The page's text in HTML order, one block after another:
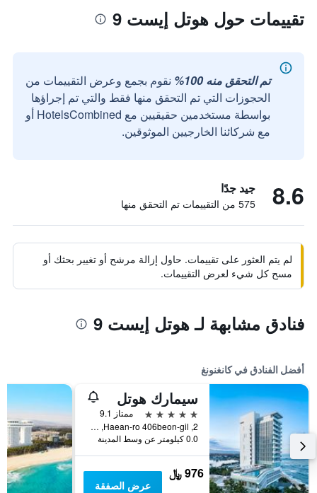
تقييمات حول هوتل إيست 9
تم التحقق منه 100%
نقوم بجمع وعرض التقييمات من
الحجوزات التي تم التحقق منها فقط والتي تم إجراؤها
بواسطة مستخدمين حقيقيين مع HotelsCombined أو
مع شركائنا الخارجيين الموثوقين.
8.6 جيد جدًا
575 من التقييمات تم التحقق منها
لم يتم العثور على تقييمات. حاول إزالة مرشح أو تغيير بحثك أو
مسح كل شيء لعرض التقييمات.
فنادق مشابهة لـ هوتل إيست 9
أفضل الفنادق في كانغنونغ
سيمارك هوتل
5 نجوم
ممتاز 9.1
2, Haean-ro 406beon-gil, كانغنونغ, كوريا الجنوبية
0.0 كيلومتر عن وسط المدينة
976 ﷼
عرض الصفقة